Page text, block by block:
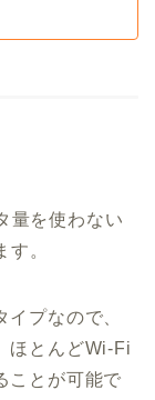
量を使わない
。
プなので、
ほとんどWi-Fi
ことが可能で